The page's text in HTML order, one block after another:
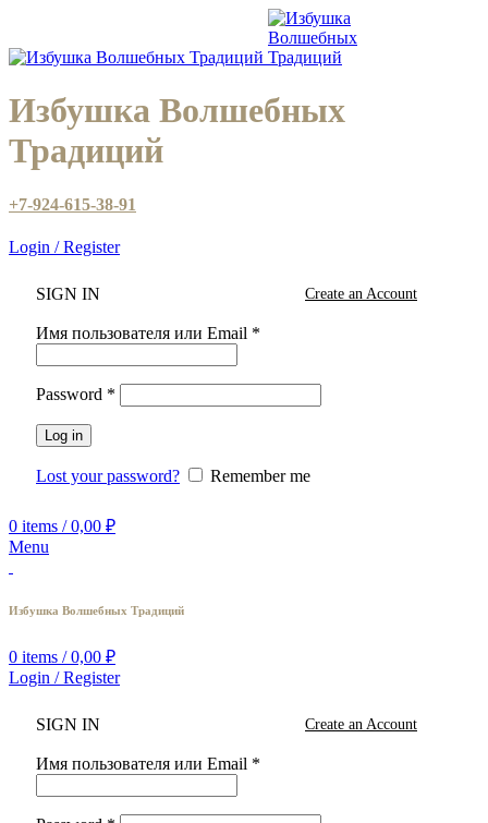
Избушка Волшебных
Традиций
+7-924-615-38-91
Login / Register
SIGN IN Create an Account
Имя пользователя или Email *
Password *
Log in
Lost your password? Remember me
0 items / 0,00 ₽
Menu
Избушка Волшебных Традиций
0 items / 0,00 ₽
Login / Register
SIGN IN Create an Account
Имя пользователя или Email *